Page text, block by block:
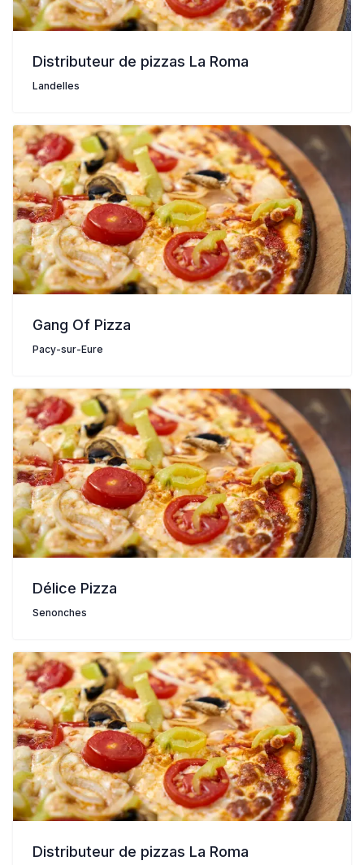
Distributeur de pizzas La Roma
Landelles
Gang Of Pizza
Pacy-sur-Eure
Délice Pizza
Senonches
Distributeur de pizzas La Roma